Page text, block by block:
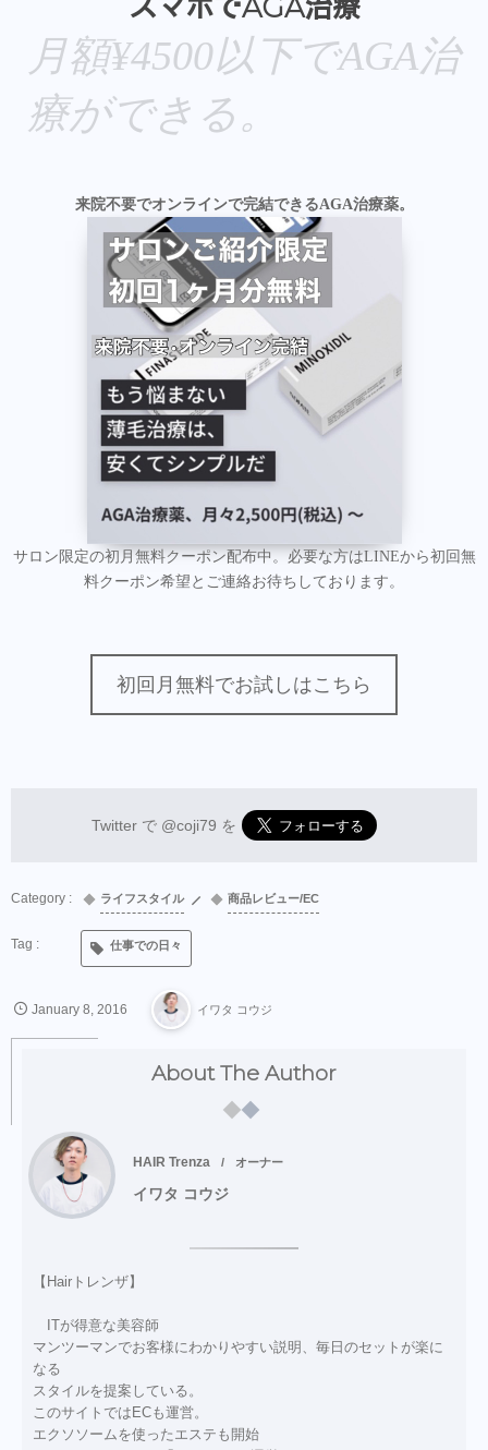
スマホでAGA治療
月額¥4500以下でAGA治
療ができる。
来院不要でオンラインで完結できるAGA治療薬。
サロン限定の初月無料クーポン配布中。必要な方はLINEから初回無
料クーポン希望とご連絡お待ちしております。
初回月無料でお試しはこちら
Twitter で @coji79 を
ライフスタイル 商品レビュー/EC
仕事での日々
January 8 2016 イワタ コウジ
About The Author
HAIR Trenza オーナー
イワタ コウジ
【Hairトレンザ】
ITが得意な美容師
マンツーマンでお客様にわかりやすい説明、毎日のセットが楽に
なる
スタイルを提案している。
このサイトではECも運営。
エクソソームを使ったエステも開始